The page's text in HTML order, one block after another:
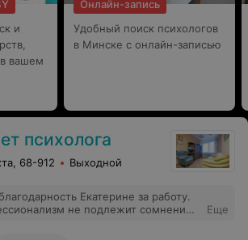
и
вашем
Онлайн-запись
Удобный поиск психологов
в Минске с онлайн-записью
психолога
68-912 Выходной
Екатерине за работу.
не подлежит сомнению.
Еще